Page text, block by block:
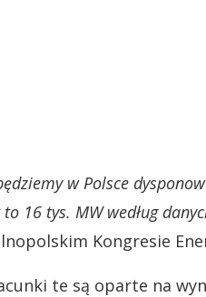
w Polsce
16 tys. MW według
Kongresie
te są oparte na